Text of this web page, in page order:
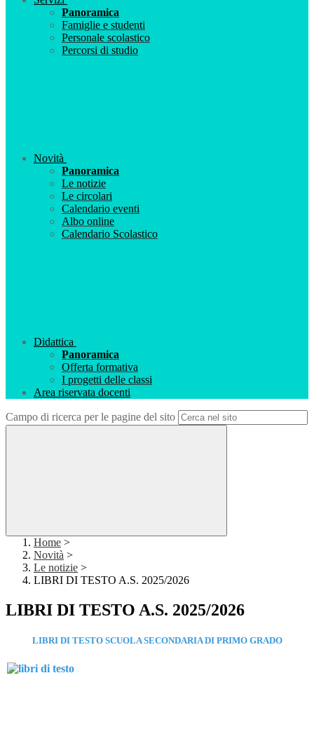
Panoramica
Famiglie e studenti
Personale scolastico
Percorsi di studio
Novità
Panoramica
Le notizie
Le circolari
Calendario eventi
Albo online
Calendario Scolastico
Didattica
Panoramica
Offerta formativa
I progetti delle classi
Area riservata docenti
Campo di ricerca per le pagine del sito
Home >
Novità >
Le notizie >
LIBRI DI TESTO A.S. 2025/2026
LIBRI DI TESTO A.S. 2025/2026
LIBRI DI TESTO SCUOLA SECONDARIA DI PRIMO GRADO